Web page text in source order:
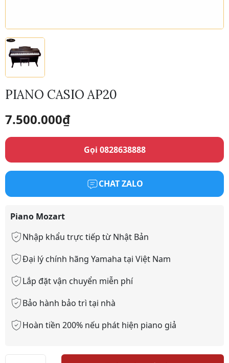
PIANO CASIO AP20
7.500.000₫
Gọi 0828638888
CHAT ZALO
Piano Mozart
Nhập khẩu trực tiếp từ Nhật Bản
Đại lý chính hãng Yamaha tại Việt Nam
Lắp đặt vận chuyển miễn phí
Bảo hành bảo trì tại nhà
Hoàn tiền 200% nếu phát hiện piano giả